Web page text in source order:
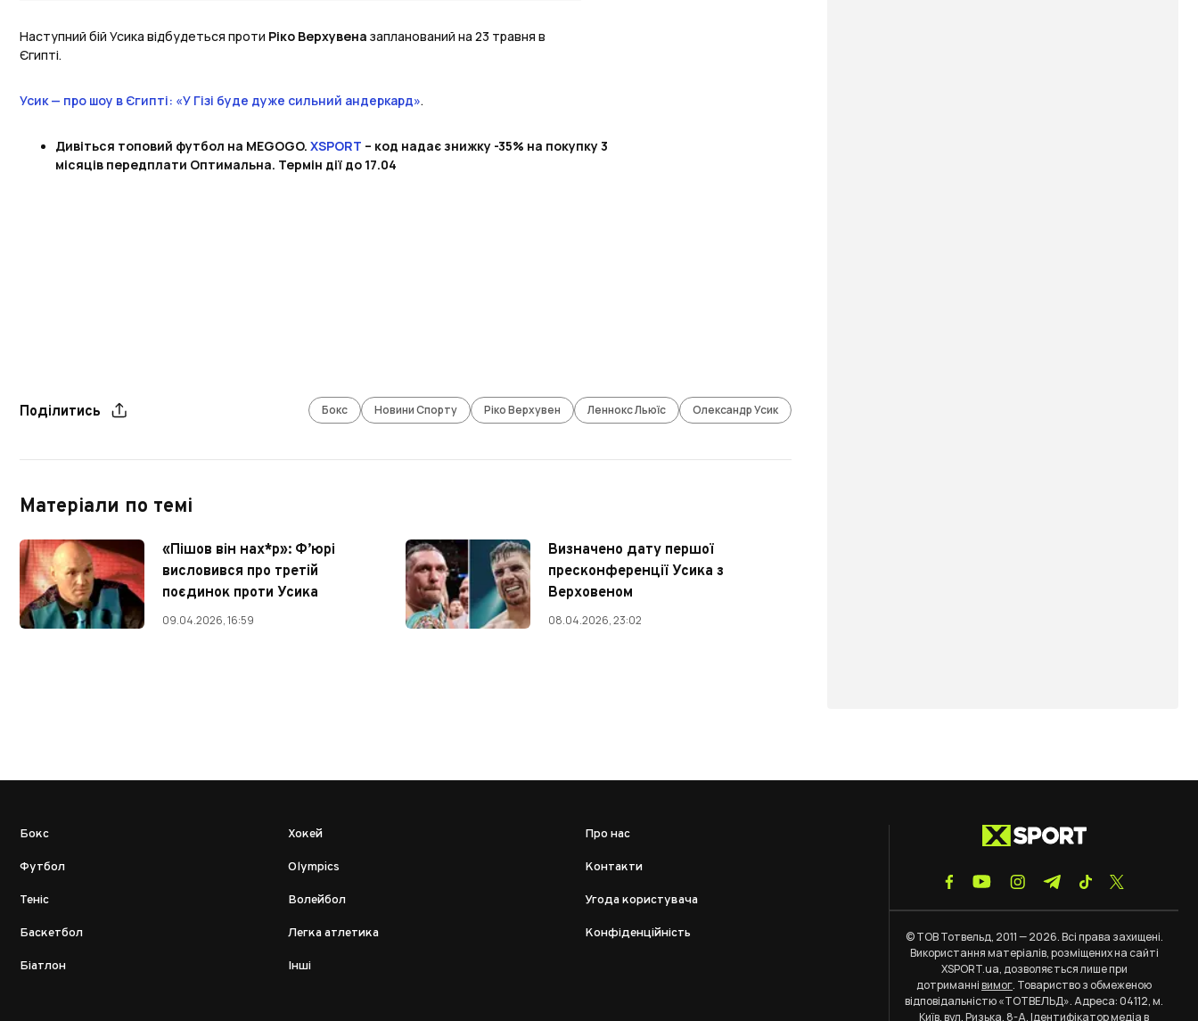
Наступний бій Усика відбудеться проти Ріко Верхувена запланований на 23 травня в
Єгипті.
Усик — про шоу в Єгипті: «У Гізі буде дуже сильний андеркард».
Дивіться топовий футбол на MEGOGO. XSPORT – код надає знижку -35% на покупку 3
місяців передплати Оптимальна. Термін дії до 17.04
Поділитись Бокс Новини Спорту Ріко Верхувен Леннокс Льюїс Олександр Усик
Матеріали по темі
«Пішов він нах*р»: Ф’юрі
висловився про третій
поєдинок проти Усика
09.04.2026, 16:59
Визначено дату першої
пресконференції Усика з
Верховеном
08.04.2026, 23:02
Бокс
Футбол
Теніс
Баскетбол
Біатлон
Хокей
Olympics
Волейбол
Легка атлетика
Інші
Про нас
Контакти
Угода користувача
Конфіденційність
© ТОВ Тотвельд, 2011 — 2026. Всі права захищені.
Використання матеріалів, розміщених на сайті
XSPORT.ua, дозволяється лише при
дотриманнівимог. Товариство з обмеженою
відповідальністю «ТОТВЕЛЬД». Адреса: 04112, м.
Київ, вул. Ризька, 8-А. Ідентифікатор медіа в